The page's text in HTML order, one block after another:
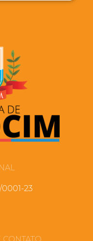
0001-23